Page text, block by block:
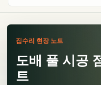
집수리 현장 노트
도배 풀 시공
트